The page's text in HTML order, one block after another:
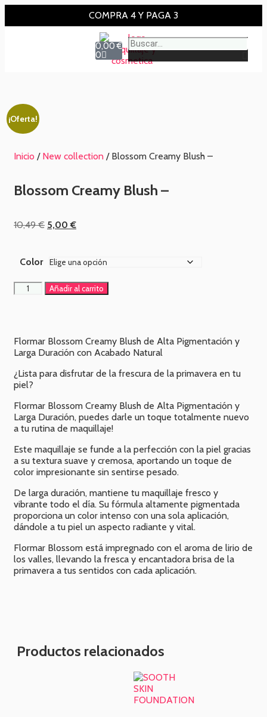
COMPRA 4 Y PAGA 3
0,00€
0
¡Oferta!
Inicio / New collection / Blossom Creamy Blush –
Blossom Creamy Blush –
10,49€ 5,00€
Color
Añadir al carrito
Flormar Blossom Creamy Blush de Alta Pigmentación y
Larga Duración con Acabado Natural
¿Lista para disfrutar de la frescura de la primavera en tu
piel?
Flormar Blossom Creamy Blush de Alta Pigmentación y
Larga Duración, puedes darle un toque totalmente nuevo
a tu rutina de maquillaje!
Este maquillaje se funde a la perfección con la piel gracias
a su textura suave y cremosa, aportando un toque de
color impresionante sin sentirse pesado.
De larga duración, mantiene tu maquillaje fresco y
vibrante todo el día. Su fórmula altamente pigmentada
proporciona un color intenso con una sola aplicación,
dándole a tu piel un aspecto radiante y vital.
Flormar Blossom está impregnado con el aroma de lirio de
los valles, llevando la fresca y encantadora brisa de la
primavera a tus sentidos con cada aplicación.
Productos relacionados